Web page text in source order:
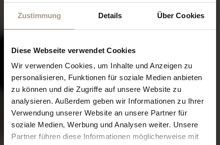
Zustimmung Details Über Cookies
Diese Webseite verwendet Cookies
Wir verwenden Cookies, um Inhalte und Anzeigen zu
personalisieren, Funktionen für soziale Medien anbieten
zu können und die Zugriffe auf unsere Website zu
analysieren. Außerdem geben wir Informationen zu Ihrer
Verwendung unserer Website an unsere Partner für
soziale Medien, Werbung und Analysen weiter. Unsere
Partner führen diese Informationen möglicherweise mit